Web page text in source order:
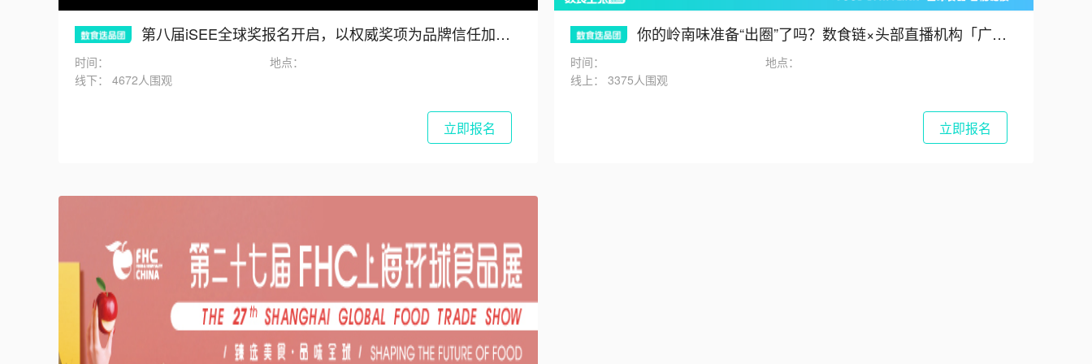
第八届iSEE全球奖报名开启，以权威奖项为品牌信任加冕！
时间：
地点：
线下：
4672人围观
立即报名
你的岭南味准备“出圈”了吗？数食链×头部直播机构「广东地标&特色产品」专场选品火热开启
时间：
地点：
线上：
3375人围观
立即报名